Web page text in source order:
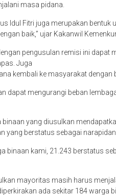
masa pidana.
Idul Fitri juga merupakan
baik,” ujar Kakanwil
pengusulan remisi ini
Juga
kembali ke masyarakat dengan
dapat mengurangi beban
yang diusulkan
yang berstatus sebagai
binaan kami, 21.243 berstatus
mayoritas masih harus
ada sekitar 184 warga